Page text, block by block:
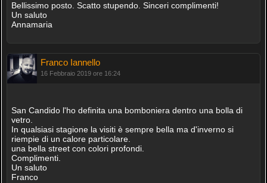
Bellissimo posto. Scatto stupendo. Sinceri complimenti!
Un saluto
Annamaria
Franco Iannello
16 Febbraio 2019 ore 16:24
San Candido l'ho definita una bomboniera dentro una bolla di
vetro.
In qualsiasi stagione la visiti è sempre bella ma d'inverno si
riempie di un calore particolare.
una bella street con colori profondi.
Complimenti.
Un saluto
Franco